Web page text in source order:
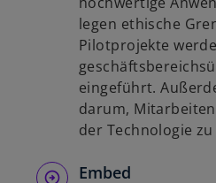
legen ethische
Pilotprojekte
eingeführt.
darum,
der Technologie
Embed